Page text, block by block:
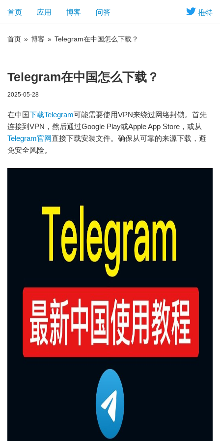
推特
首页 应用 博客 问答
首页 » 博客 » Telegram在中国怎么下载？
Telegram在中国怎么下载？
2025-05-28
在中国下载Telegram可能需要使用VPN来绕过网络封锁。首先
连接到VPN，然后通过Google Play或Apple App Store，或从
Telegram官网直接下载安装文件。确保从可靠的来源下载，避
免安全风险。